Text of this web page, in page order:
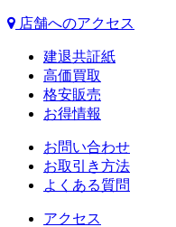
店舗へのアクセス
建退共証紙
高価買取
格安販売
お得情報
お問い合わせ
お取引き方法
よくある質問
アクセス